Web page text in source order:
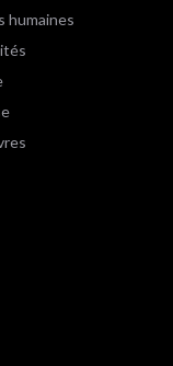
humaines